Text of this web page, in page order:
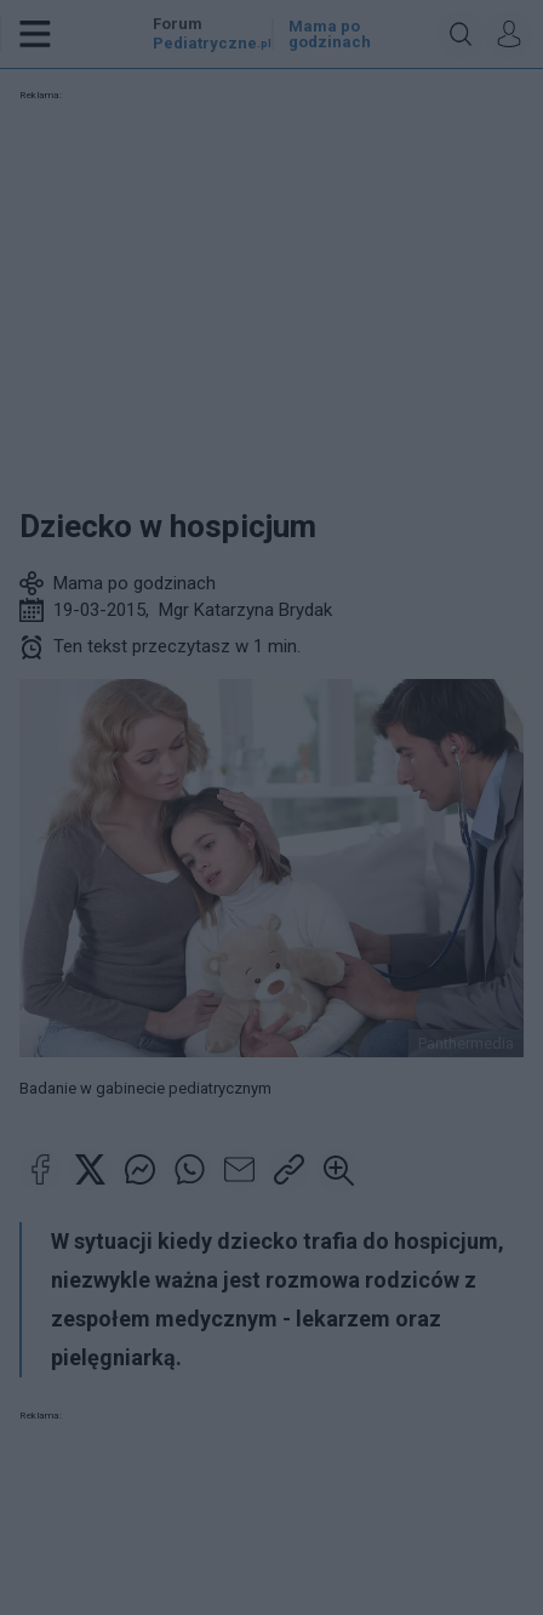
Forum
Pediatryczne .pl
Mama po
godzinach
Reklama:
Dziecko w hospicjum
Mama po godzinach
19-03-2015, Mgr Katarzyna Brydak
Ten tekst przeczytasz w 1 min.
Panthermedia
Badanie w gabinecie pediatrycznym
W sytuacji kiedy dziecko trafia do hospicjum,
niezwykle ważna jest rozmowa rodziców z
zespołem medycznym - lekarzem oraz
pielęgniarką.
Reklama: